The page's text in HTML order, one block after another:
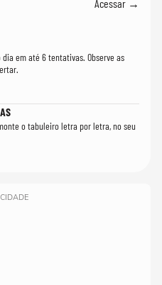
Acessar →
em até 6 tentativas. Observe as
o tabuleiro letra por letra, no seu